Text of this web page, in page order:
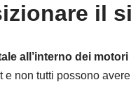
il
all’interno dei
non tutti possono